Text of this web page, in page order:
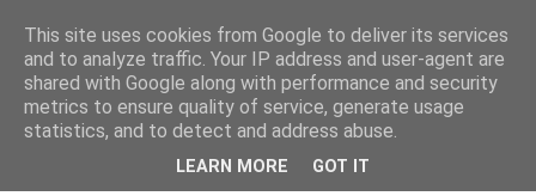
Blog v dekonstrukci
O reklamě, médiích, brandingu, značkách a životě s nimi. A
když se povede nějaká ta drobná dekonstrukce, je to důvod
k oslavě sklenkou pozdního sběru.
This site uses cookies from Google to deliver its services
and to analyze traffic. Your IP address and user-agent are
shared with Google along with performance and security
metrics to ensure quality of service, generate usage
statistics, and to detect and address abuse.
LEARN MORE GOT IT